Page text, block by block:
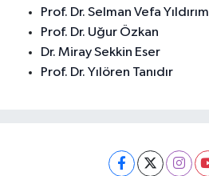
Prof. Dr. Selman Vefa Yıldırım
Prof. Dr. Uğur Özkan
Dr. Miray Sekkin Eser
Prof. Dr. Yılören Tanıdır